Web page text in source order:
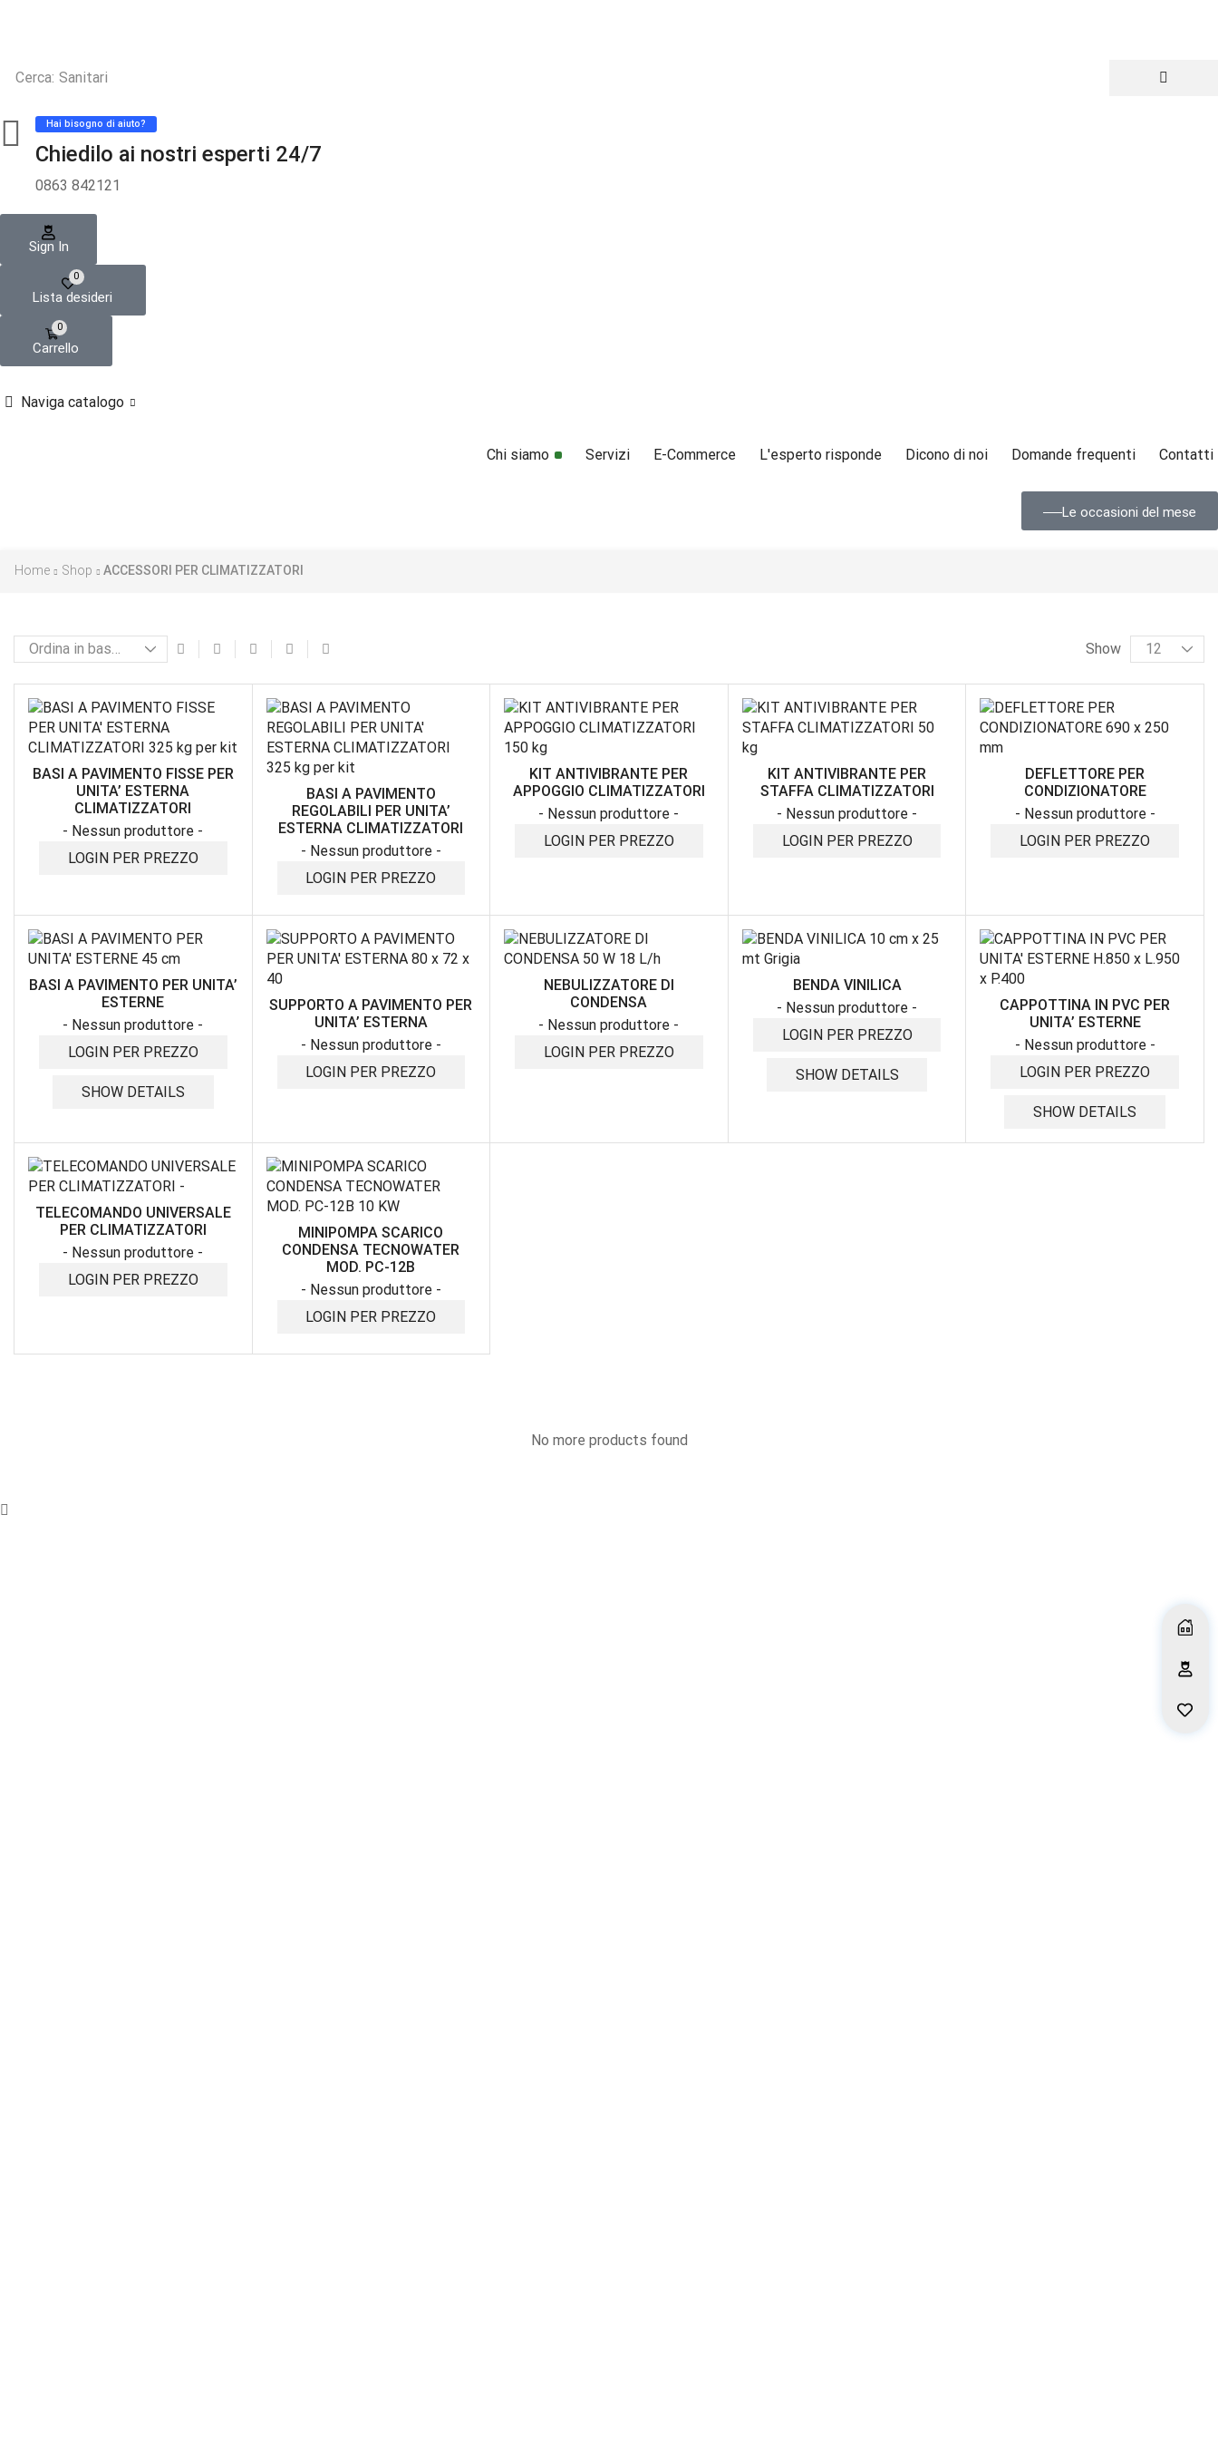
Cerca: Sanitari
Hai bisogno di aiuto?
Chiedilo ai nostri esperti 24/7
0863 842121
Sign In
0
Lista desideri
0
Carrello
Naviga catalogo
Chi siamo Servizi E-Commerce L'esperto risponde Dicono di noi Domande frequenti Contatti
Le occasioni del mese
Home Shop ACCESSORI PER CLIMATIZZATORI
Show
BASI A PAVIMENTO FISSE PER
UNITA’ ESTERNA
CLIMATIZZATORI
- Nessun produttore -
LOGIN PER PREZZO
BASI A PAVIMENTO
REGOLABILI PER UNITA’
ESTERNA CLIMATIZZATORI
- Nessun produttore -
LOGIN PER PREZZO
KIT ANTIVIBRANTE PER
APPOGGIO CLIMATIZZATORI
- Nessun produttore -
LOGIN PER PREZZO
KIT ANTIVIBRANTE PER
STAFFA CLIMATIZZATORI
- Nessun produttore -
LOGIN PER PREZZO
DEFLETTORE PER
CONDIZIONATORE
- Nessun produttore -
LOGIN PER PREZZO
BASI A PAVIMENTO PER UNITA’
ESTERNE
- Nessun produttore -
LOGIN PER PREZZO
SHOW DETAILS
SUPPORTO A PAVIMENTO PER
UNITA’ ESTERNA
- Nessun produttore -
LOGIN PER PREZZO
NEBULIZZATORE DI
CONDENSA
- Nessun produttore -
LOGIN PER PREZZO
BENDA VINILICA
- Nessun produttore -
LOGIN PER PREZZO
SHOW DETAILS
CAPPOTTINA IN PVC PER
UNITA’ ESTERNE
- Nessun produttore -
LOGIN PER PREZZO
SHOW DETAILS
TELECOMANDO UNIVERSALE
PER CLIMATIZZATORI
- Nessun produttore -
LOGIN PER PREZZO
MINIPOMPA SCARICO
CONDENSA TECNOWATER
MOD. PC-12B
- Nessun produttore -
LOGIN PER PREZZO
No more products found